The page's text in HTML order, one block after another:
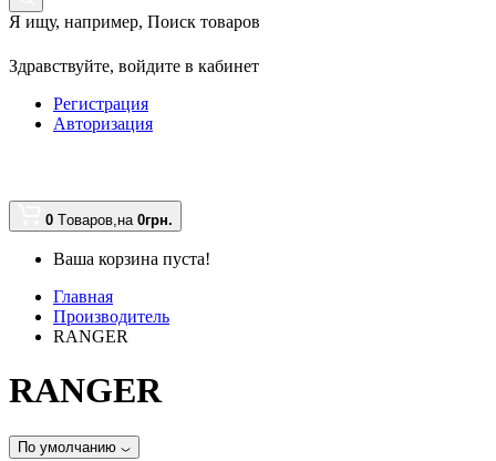
Я ищу, например, Поиск товаров
Здравствуйте, войдите в кабинет
Регистрация
Авторизация
0 Tоваров,на 0грн.
Ваша корзина пуста!
Главная
Производитель
RANGER
RANGER
По умолчанию